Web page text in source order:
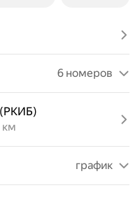
6 номеров
(РКИБ)
1,69 км
км
график